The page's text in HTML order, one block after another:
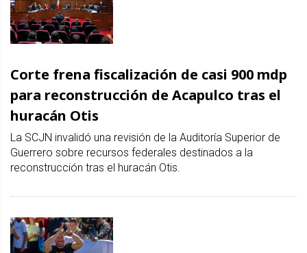
Corte frena fiscalización de casi 900 mdp
para reconstrucción de Acapulco tras el
huracán Otis
La SCJN invalidó una revisión de la Auditoría Superior de
Guerrero sobre recursos federales destinados a la
reconstrucción tras el huracán Otis.